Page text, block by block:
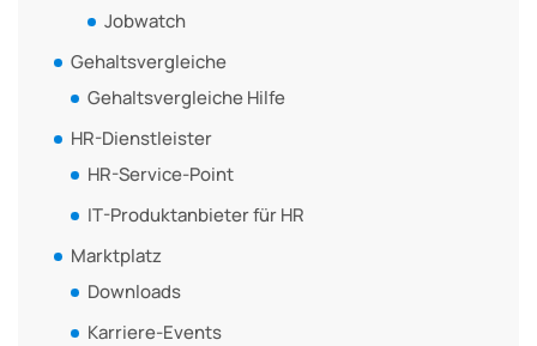
Jobwatch
Gehaltsvergleiche
Gehaltsvergleiche Hilfe
HR-Dienstleister
HR-Service-Point
IT-Produktanbieter für HR
Marktplatz
Downloads
Karriere-Events